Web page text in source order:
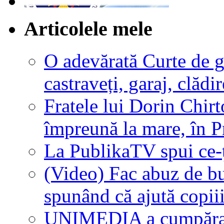
Articolele mele
O adevărată Curte de
castraveți, garaj,
Fratele lui Dorin
împreună la mare, în
La PublikaTV spui
(Video) Fac abuz de
spunând că ajută
UNIMEDIA a